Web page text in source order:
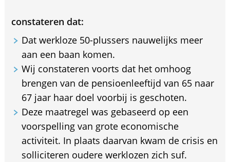
constateren dat:
Dat werkloze 50-plussers nauwelijks meer
aan een baan komen.
Wij constateren voorts dat het omhoog
brengen van de pensioenleeftijd van 65 naar
67 jaar haar doel voorbij is geschoten.
Deze maatregel was gebaseerd op een
voorspelling van grote economische
activiteit. In plaats daarvan kwam de crisis en
solliciteren oudere werklozen zich suf.